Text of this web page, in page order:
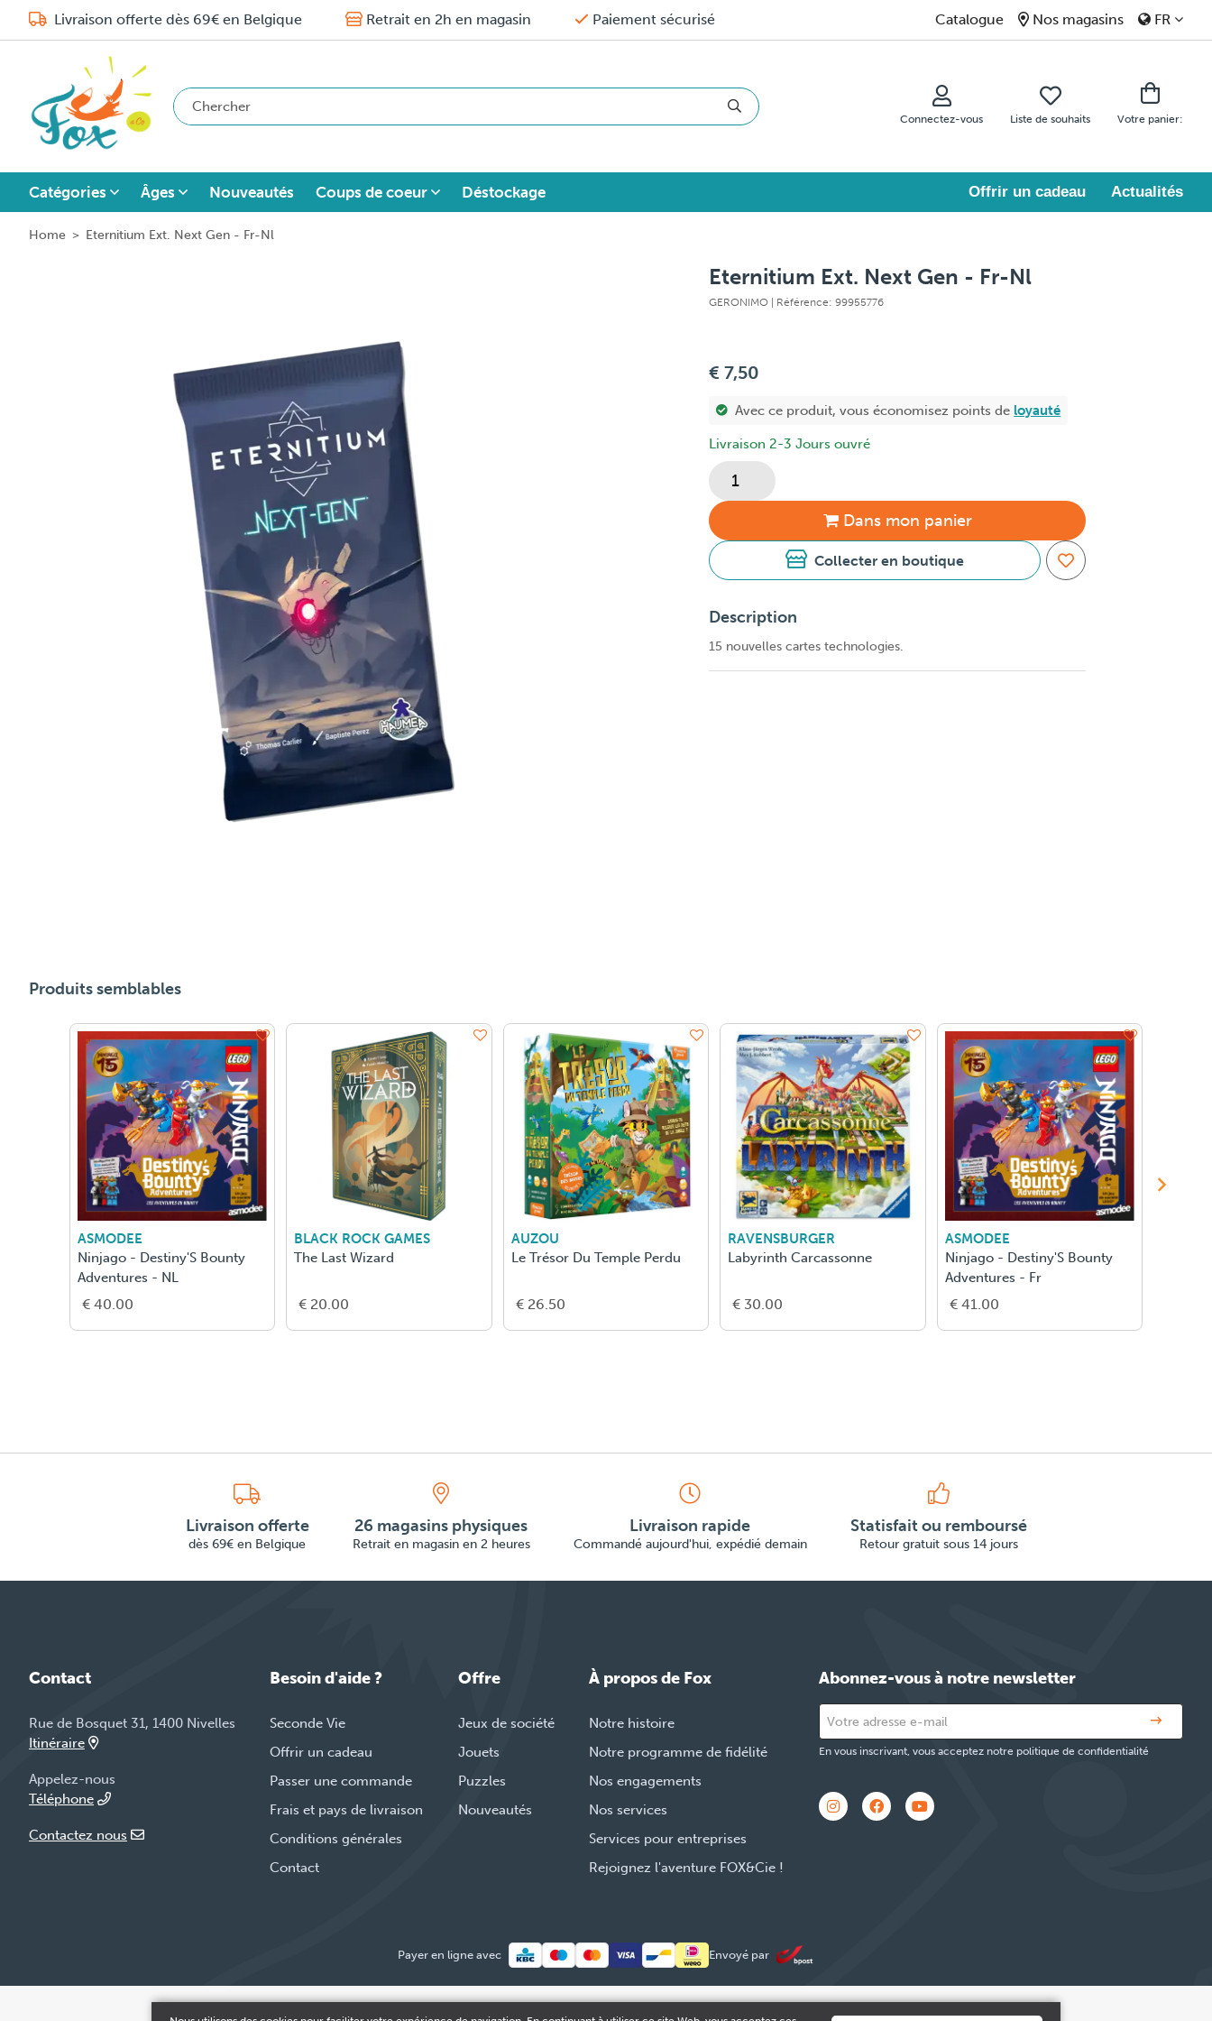
Livraison offerte dès 69€ en Belgique Retrait en 2h en magasin Paiement sécurisé Catalogue Nos magasins FR
Connectez-vous Liste de souhaits Votre panier:
Catégories Âges Nouveautés Coups de coeur Déstockage Offrir un cadeau Actualités
Home > Eternitium Ext. Next Gen - Fr-Nl
Eternitium Ext. Next Gen - Fr-Nl
GERONIMO | Référence: 99955776
€ 7,50
Avec ce produit, vous économisez points de loyauté
Livraison 2-3 Jours ouvré
Dans mon panier
Collecter en boutique
Description
15 nouvelles cartes technologies.
Produits semblables
ASMODEE
Ninjago - Destiny'S Bounty
Adventures - NL
€ 40.00
BLACK ROCK GAMES
The Last Wizard
€ 20.00
AUZOU
Le Trésor Du Temple Perdu
€ 26.50
RAVENSBURGER
Labyrinth Carcassonne
€ 30.00
ASMODEE
Ninjago - Destiny'S Bounty
Adventures - Fr
€ 41.00
Livraison offerte
dès 69€ en Belgique
26 magasins physiques
Retrait en magasin en 2 heures
Livraison rapide
Commandé aujourd'hui, expédié demain
Statisfait ou remboursé
Retour gratuit sous 14 jours
Contact
Rue de Bosquet 31, 1400 Nivelles
Itinéraire
Appelez-nous
Téléphone
Contactez nous
Besoin d'aide ?
Seconde Vie
Offrir un cadeau
Passer une commande
Frais et pays de livraison
Conditions générales
Contact
Offre
Jeux de société
Jouets
Puzzles
Nouveautés
À propos de Fox
Notre histoire
Notre programme de fidélité
Nos engagements
Nos services
Services pour entreprises
Rejoignez l'aventure FOX&Cie !
Abonnez-vous à notre newsletter
En vous inscrivant, vous acceptez notre politique de confidentialité
Payer en ligne avec Envoyé par